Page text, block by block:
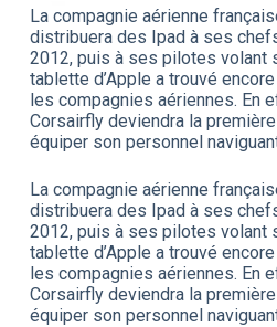
La compagnie aérienne
distribuera des Ipad à ses
2012, puis à ses pilotes volant
tablette d’Apple a trouvé
les compagnies aériennes. En
Corsairfly deviendra la
équiper son personnel
La compagnie aérienne
distribuera des Ipad à ses
2012, puis à ses pilotes volant
tablette d’Apple a trouvé
les compagnies aériennes. En
Corsairfly deviendra la
équiper son personnel